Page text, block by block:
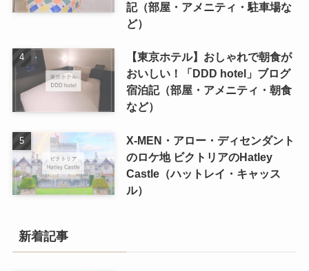
記（部屋・アメニティ・駐車場な
ど）
【東京ホテル】おしゃれで朝食が
おいしい！「DDD hotel」ブログ
宿泊記（部屋・アメニティ・朝食
など）
X-MEN・アロー・ディセンダント
のロケ地 ビクトリアのHatley
Castle（ハットレイ・キャッス
ル）
新着記事